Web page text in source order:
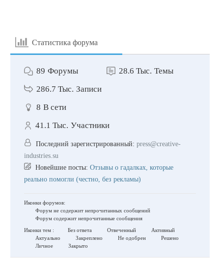
Статистика форума
89 Форумы 28.6 Тыс. Темы
286.7 Тыс. Записи
8 В сети
41.1 Тыс. Участники
Последний зарегистрированный: press@creative-
industries.su
Новейшие посты: Отзывы о гадалках, которые
реально помогли (честно, без рекламы)
Иконки форумов:
Форум не содержит непрочитанных сообщений
Форум содержит непрочитанные сообщения
Иконки тем :
Без ответа Отвеченный
Активный
Актуально
Закреплено Не одобрен
Решено
Личное
Закрыто